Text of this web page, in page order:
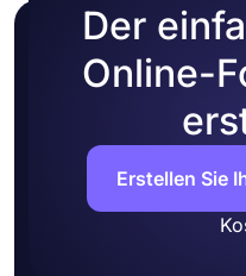
Der
Online-
Erstellen Sie